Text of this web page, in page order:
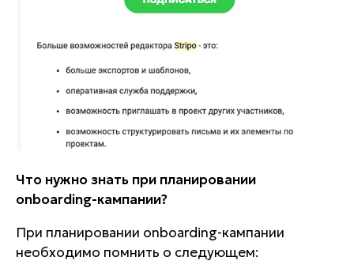
Что нужно знать при планировании
onboarding-кампании?
При планировании onboarding-кампании
необходимо помнить о следующем: